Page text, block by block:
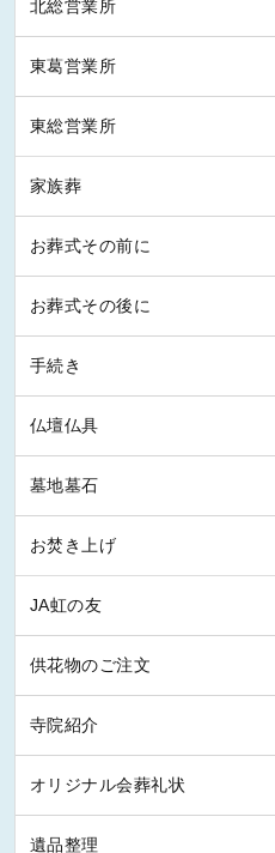
北総営業所
東葛営業所
東総営業所
家族葬
お葬式その前に
お葬式その後に
手続き
仏壇仏具
墓地墓石
お焚き上げ
JA虹の友
供花物のご注文
寺院紹介
オリジナル会葬礼状
遺品整理